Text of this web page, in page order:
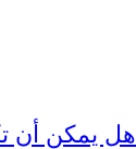
32967 - هل